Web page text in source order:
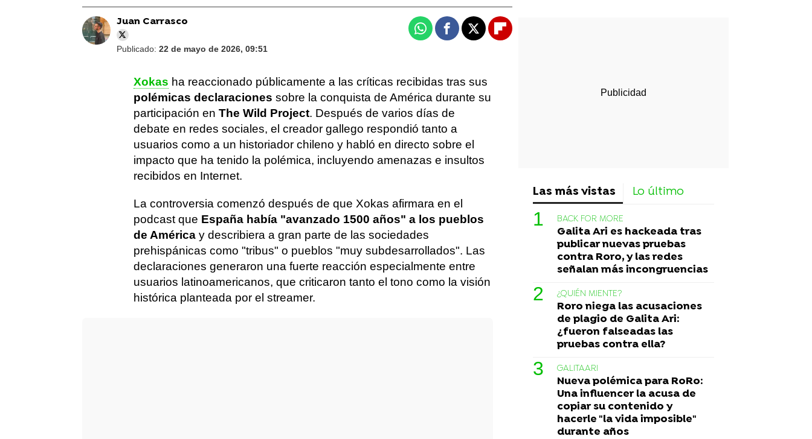
Juan Carrasco
Publicado: 22 de mayo de 2026, 09:51
WhatsappFacebook
X Flipboard
Xokas ha reaccionado públicamente a las críticas recibidas tras sus
polémicas declaraciones sobre la conquista de América durante su
participación en The Wild Project. Después de varios días de
debate en redes sociales, el creador gallego respondió tanto a
usuarios como a un historiador chileno y habló en directo sobre el
impacto que ha tenido la polémica, incluyendo amenazas e insultos
recibidos en Internet.
La controversia comenzó después de que Xokas afirmara en el
podcast que España había "avanzado 1500 años" a los pueblos
de América y describiera a gran parte de las sociedades
prehispánicas como "tribus" o pueblos "muy subdesarrollados". Las
declaraciones generaron una fuerte reacción especialmente entre
usuarios latinoamericanos, que criticaron tanto el tono como la visión
histórica planteada por el streamer.
Las más vistas Lo último
BACK FOR MORE
Galita Ari es hackeada tras
publicar nuevas pruebas
contra Roro, y las redes
señalan más incongruencias
¿QUIÉN MIENTE?
Roro niega las acusaciones
de plagio de Galita Ari:
¿fueron falseadas las
pruebas contra ella?
GALITAARI
Nueva polémica para RoRo:
Una influencer la acusa de
copiar su contenido y
hacerle "la vida imposible"
durante años